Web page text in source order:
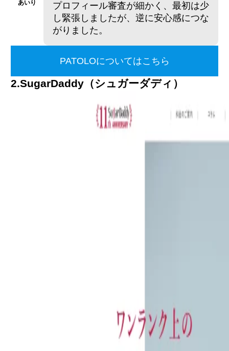
あいり
プロフィール審査が細かく、最初は少
し緊張しましたが、逆に安心感につな
がりました。
PATOLOについてはこちら
2.SugarDaddy（シュガーダディ ）